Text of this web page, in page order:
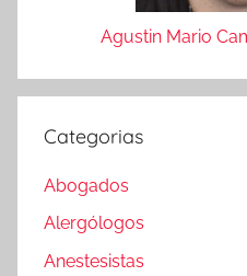
Agustin Mario
Categorias
Abogados
Alergólogos
Anestesistas